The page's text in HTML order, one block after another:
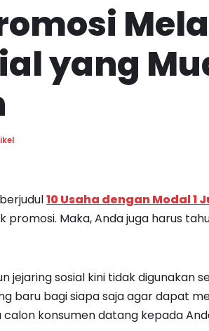
yang
10 Usaha dengan Modal 1
promosi. Maka, Anda juga harus
jejaring sosial kini tidak digunakan
baru bagi siapa saja agar dapat
konsumen datang kepada